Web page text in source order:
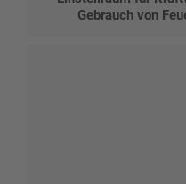
Gebrauch von